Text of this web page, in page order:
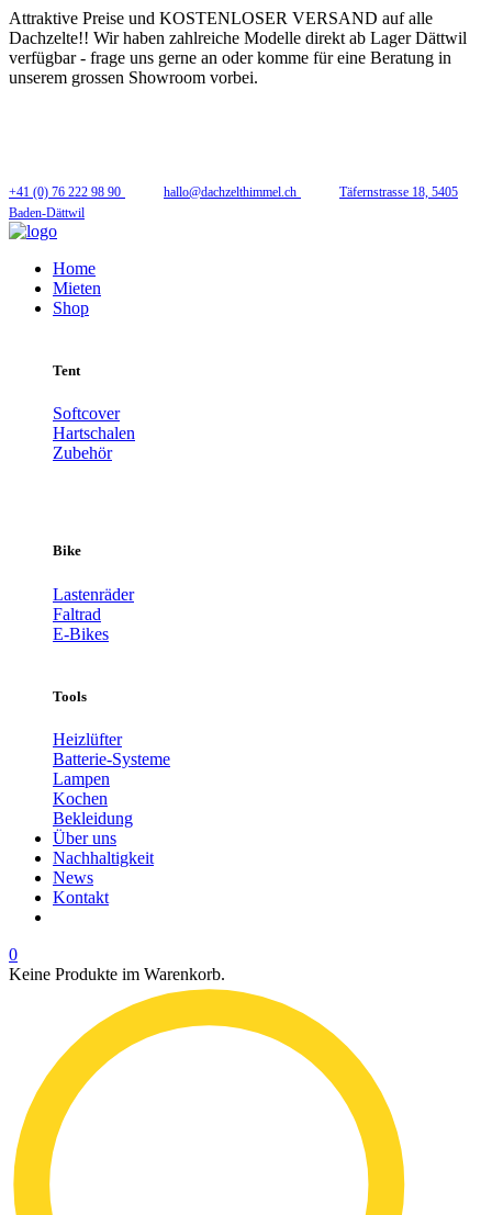
Attraktive Preise und KOSTENLOSER VERSAND auf alle
Dachzelte!! Wir haben zahlreiche Modelle direkt ab Lager Dättwil
verfügbar - frage uns gerne an oder komme für eine Beratung in
unserem grossen Showroom vorbei.
+41 (0) 76 222 98 90 hallo@dachzelthimmel.ch
Täfernstrasse 18, 5405
Baden-Dättwil
Home
Mieten
Shop
Tent
Softcover
Hartschalen
Zubehör
Bike
Lastenräder
Faltrad
E-Bikes
Tools
Heizlüfter
Batterie-Systeme
Lampen
Kochen
Bekleidung
Über uns
Nachhaltigkeit
News
Kontakt
0
Keine Produkte im Warenkorb.